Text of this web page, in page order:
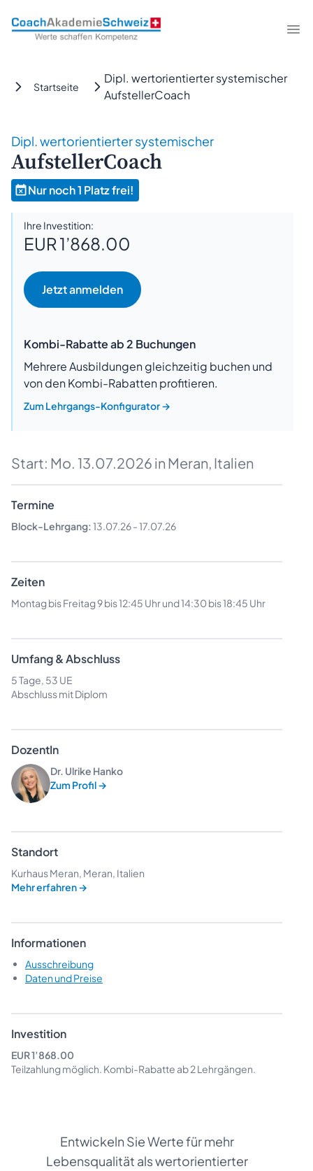
CoachAkademieSchweiz
Startseite
Dipl. wertorientierter systemischer
AufstellerCoach
Dipl. wertorientierter systemischer
AufstellerCoach
Nur noch 1 Platz frei!
Ihre Investition:
EUR 1’868.00
Kombi-Rabatte ab 2 Buchungen
Mehrere Ausbildungen gleichzeitig buchen und
von den Kombi-Rabatten profitieren.
Zum Lehrgangs-Konfigurator→
Start: Mo. 13.07.2026 in Meran, Italien
Termine
Block-Lehrgang:13.07.26-17.07.26
Zeiten
Montag bis Freitag 9 bis 12:45 Uhr und 14:30 bis 18:45 Uhr
Umfang & Abschluss
5 Tage, 53 UE
Abschluss mit Diplom
DozentIn
Dr. Ulrike Hanko
Zum Profil→
Standort
Kurhaus Meran, Meran, Italien
Mehr erfahren→
Informationen
Ausschreibung
Daten und Preise
Investition
EUR 1’868.00
Teilzahlung möglich. Kombi-Rabatte ab 2 Lehrgängen.
Entwickeln Sie Werte für mehr
Lebensqualität als wertorientierter